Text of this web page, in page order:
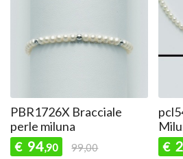
PBR1726X Bracciale
perle miluna
€ 94,90 99,00
€